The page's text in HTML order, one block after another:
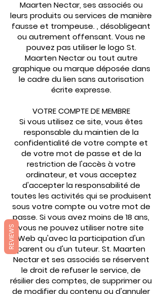
Maarten Nectar, ses associés ou
leurs produits ou services de manière
fausse et trompeuse. , désobligeant
ou autrement offensant. Vous ne
pouvez pas utiliser le logo St.
Maarten Nectar ou tout autre
graphique ou marque déposée dans
le cadre du lien sans autorisation
écrite expresse.
VOTRE COMPTE DE MEMBRE
Si vous utilisez ce site, vous êtes
responsable du maintien de la
confidentialité de votre compte et
de votre mot de passe et de la
restriction de l'accès à votre
ordinateur, et vous acceptez
d'accepter la responsabilité de
toutes les activités qui se produisent
sous votre compte ou votre mot de
passe. Si vous avez moins de 18 ans,
vous ne pouvez utiliser notre site
Web qu'avec la participation d'un
parent ou d'un tuteur. St. Maarten
Nectar et ses associés se réservent
le droit de refuser le service, de
résilier des comptes, de supprimer ou
de modifier du contenu ou d'annuler
REVIEWS